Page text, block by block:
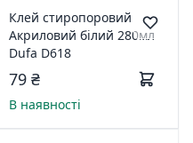
Клей стиропоровий
Акриловий білий 280мл
Dufa D618
79 ₴
В наявності